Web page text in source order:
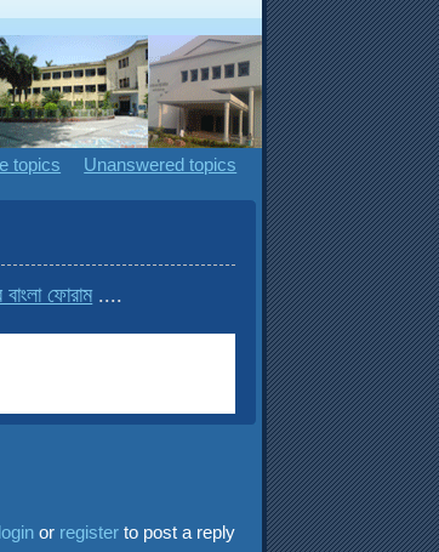
topics Unanswered topics
ফোরাম....
loginor registerto post a reply